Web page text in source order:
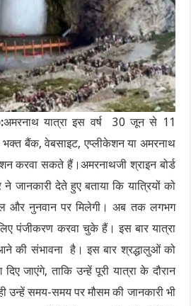
अमरनाथ यात्रा इस वर्ष 30 जून से 11
बैंक, वेबसाइट, एप्लीकेशन या अमरनाथ
करवा सकते हैं।अमरनाथजी श्राइन बोर्ड
जानकारी देते हुए बताया कि यात्रियों को
और नुनवान पर मिलेगी। अब तक लगभग
पंजीकरण करवा चुके हैं। इस बार यात्रा
की संभावना है। इस बार श्रद्धालुओं को
जाएंगे, ताकि उन्हें पूरी यात्रा के दौरान
उन्हें समय-समय पर मौसम की जानकारी भी